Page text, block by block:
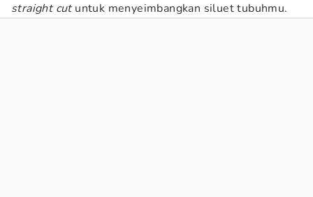
straight cutuntuk menyeimbangkan siluet tubuhmu.